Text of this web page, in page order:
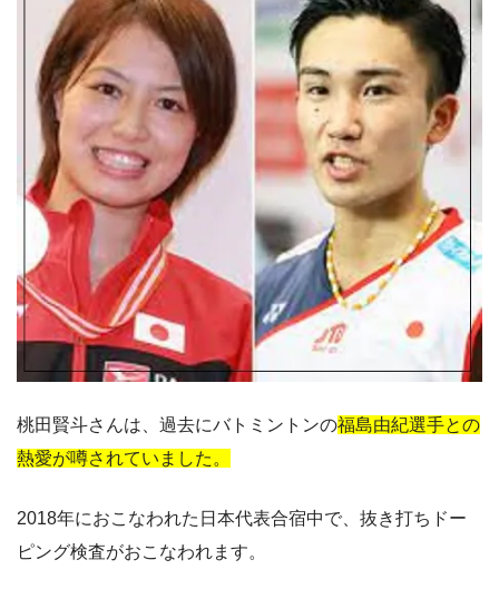
桃田賢斗さんは、過去にバトミントンの福島由紀選手との
熱愛が噂されていました。
2018年におこなわれた日本代表合宿中で、抜き打ちドー
ピング検査がおこなわれます。